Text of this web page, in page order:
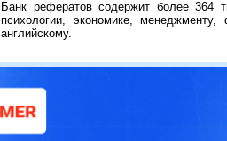
Банк рефератов содержит более 364
психологии, экономике,
английскому.